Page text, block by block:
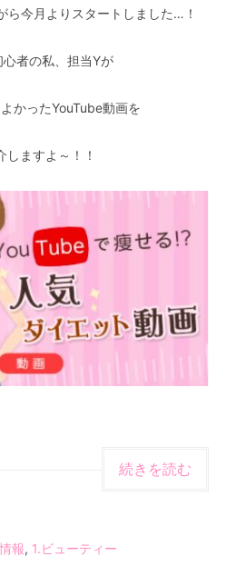
ら今月よりスタートしました…！
者の私、担当Yが
かったYouTube動画を
しますよ～！！
続きを読む
報, 1.ビューティー